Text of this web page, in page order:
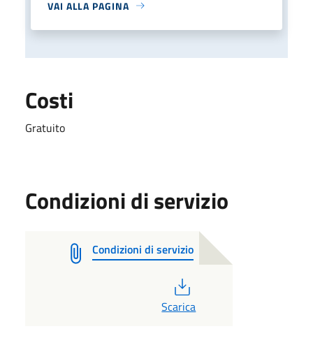
VAI ALLA PAGINA
Costi
Gratuito
Condizioni di servizio
Condizioni di servizio
Scarica